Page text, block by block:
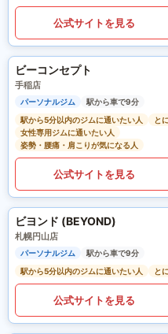
公式サイトを見る
ビーコンセプト
手稲店
パーソナルジム
駅から車で9分
駅から5分以内のジムに通いたい人
と
女性専用ジムに通いたい人
姿勢・腰痛・肩こりが気になる人
公式サイトを見る
ビヨンド (BEYOND)
札幌円山店
パーソナルジム
駅から車で9分
駅から5分以内のジムに通いたい人
と
公式サイトを見る